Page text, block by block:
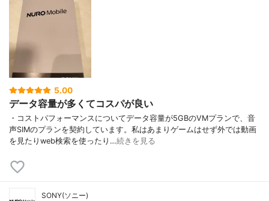
5.00
データ容量が多くてコスパが良い
・コストパフォーマンスについてデータ容量が5GBのVMプランで、音
声SIMのプランを契約しています。私はあまりゲームはせず外では動画
を見たりweb検索を使ったり…続きを見る
SONY(ソニー)